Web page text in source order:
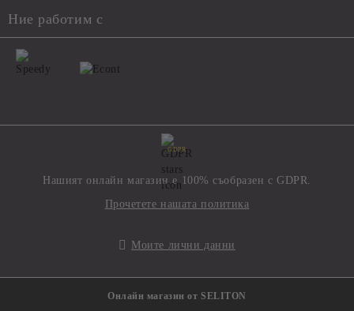
Ние работим с
GDPR
Нашият онлайн магазин е 100% съобразен с GDPR.
Прочетете нашата политика
Моите лични данни
Онлайн магазин от SELITON